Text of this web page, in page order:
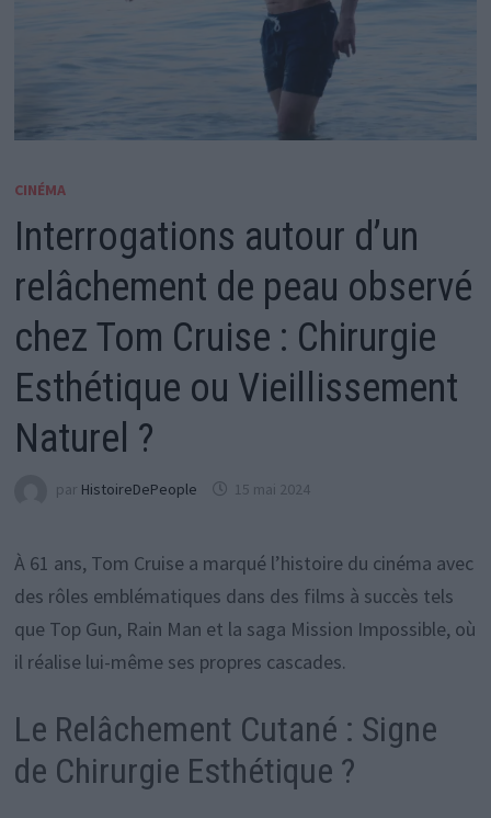
CINÉMA
Interrogations autour d’un
relâchement de peau observé
chez Tom Cruise : Chirurgie
Esthétique ou Vieillissement
Naturel ?
par HistoireDePeople 15 mai 2024
À 61 ans, Tom Cruise a marqué l’histoire du cinéma avec
des rôles emblématiques dans des films à succès tels
que Top Gun, Rain Man et la saga Mission Impossible, où
il réalise lui-même ses propres cascades.
Le Relâchement Cutané : Signe
de Chirurgie Esthétique ?